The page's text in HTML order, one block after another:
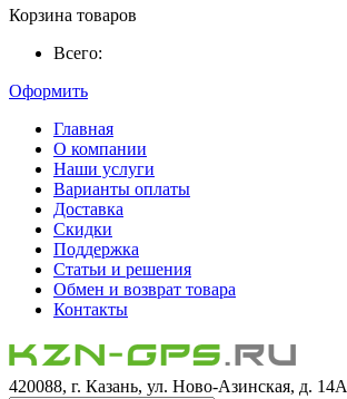
Корзина товаров
Всего:
Оформить
Главная
О компании
Наши услуги
Варианты оплаты
Доставка
Скидки
Поддержка
Статьи и решения
Обмен и возврат товара
Контакты
420088, г. Казань, ул. Ново-Азинская, д. 14А